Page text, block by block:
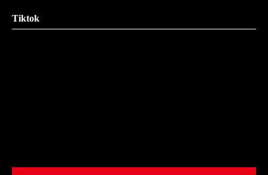
Tiktok